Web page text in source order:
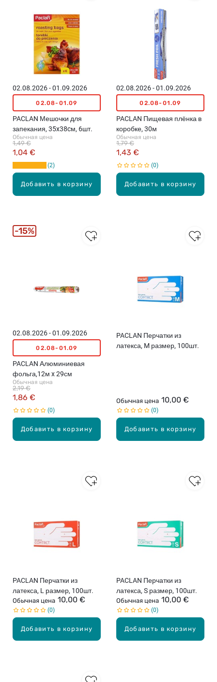
Добавить в корзину
02.08.2026 - 01.09.2026
02.08-01.09
PACLAN Мешочки для
запекания, 35x38cм, 6шт.
Обычная цена
1,04 €
1,49 €
2
Добавить в корзину
02.08.2026 - 01.09.2026
02.08-01.09
PACLAN Пищевая плёнка в
коробке, 30м
Обычная цена
1,43 €
1,79 €
0
Добавить в корзину
02.08.2026 - 01.09.2026
02.08-01.09
PACLAN Алюминиевая
фольга,12м x 29см
Обычная цена
1,86 €
2,19 €
0
15%
Добавить в корзину
PACLAN Перчатки из
латекса, M размер, 100шт.
Обычная цена 10,00 €
0
Добавить в корзину
PACLAN Перчатки из
латекса, L размер, 100шт.
Обычная цена 10,00 €
0
Добавить в корзину
PACLAN Перчатки из
латекса, S размер, 100шт.
Обычная цена 10,00 €
0